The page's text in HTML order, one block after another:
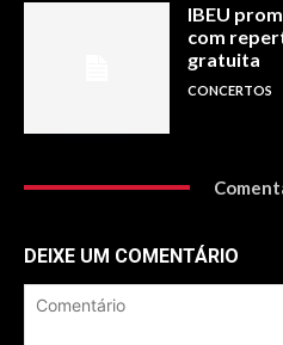
IBEU
com
gratuita
CONCERTOS
DEIXE UM COMENTÁRIO